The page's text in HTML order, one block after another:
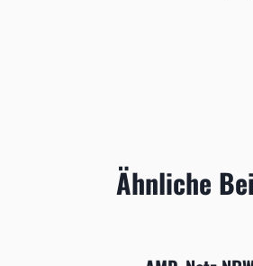
Ähnliche